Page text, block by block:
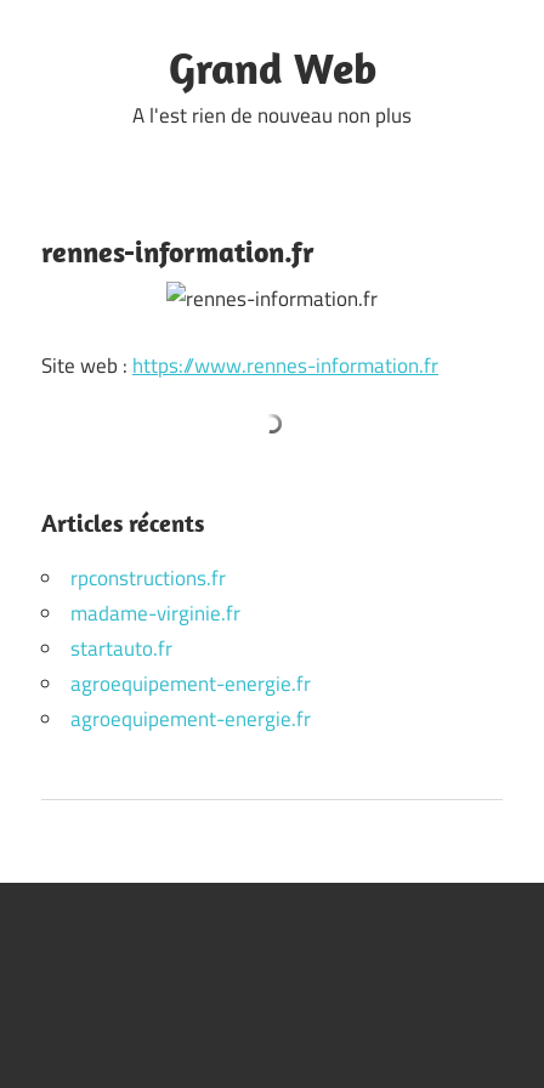
Grand Web
A l'est rien de nouveau non plus
rennes-information.fr
Site web : https://www.rennes-information.fr
Articles récents
rpconstructions.fr
madame-virginie.fr
startauto.fr
agroequipement-energie.fr
agroequipement-energie.fr